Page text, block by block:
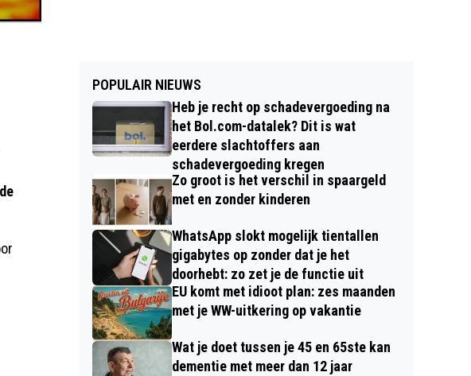
POPULAIR NIEUWS
Heb je recht op schadevergoeding na
het Bol.com-datalek? Dit is wat
eerdere slachtoffers aan
schadevergoeding kregen
Zo groot is het verschil in spaargeld
met en zonder kinderen
WhatsApp slokt mogelijk tientallen
gigabytes op zonder dat je het
doorhebt: zo zet je de functie uit
EU komt met idioot plan: zes maanden
met je WW-uitkering op vakantie
Wat je doet tussen je 45 en 65ste kan
dementie met meer dan 12 jaar